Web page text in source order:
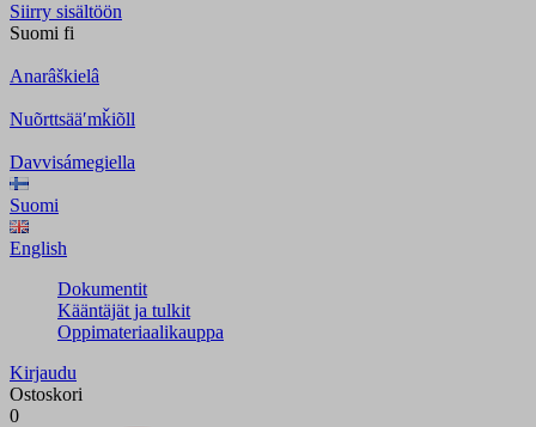
Siirry sisältöön
Suomi fi
Anarâškielâ
Nuõrttsääʹmǩiõll
Davvisámegiella
Suomi
English
Dokumentit
Kääntäjät ja tulkit
Oppimateriaalikauppa
Kirjaudu
Ostoskori
0